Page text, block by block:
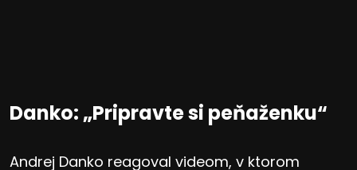
Danko: „Pripravte si peňaženku“
Andrej Danko reagoval videom, v ktorom